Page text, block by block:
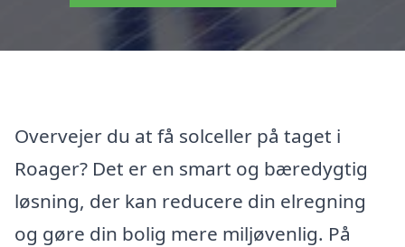
Overvejer du at få solceller på taget i
Roager? Det er en smart og bæredygtig
løsning, der kan reducere din elregning
og gøre din bolig mere miljøvenlig. På